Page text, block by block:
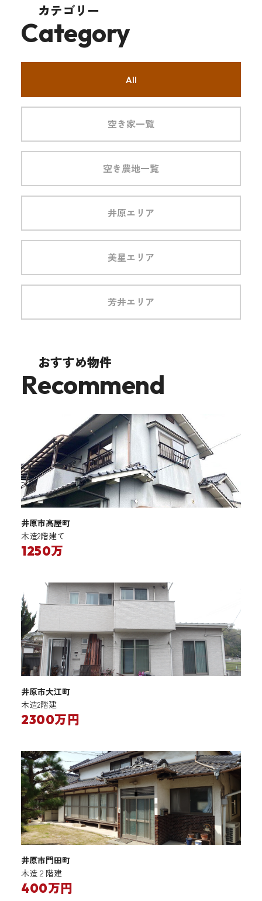
カテゴリー
Category
All
空き家一覧
空き農地一覧
井原エリア
美星エリア
芳井エリア
おすすめ物件
Recommend
井原市高屋町
木造2階建て
1250万
井原市大江町
木造2階建
2300万円
井原市門田町
木造２階建
400万円